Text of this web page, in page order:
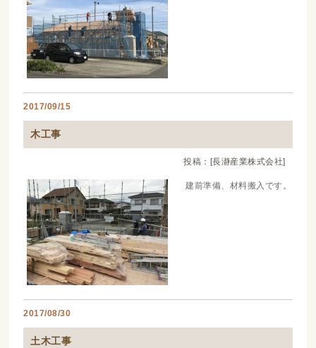
2017/09/15
木工事
投稿：[長瀞産業株式会社]
建前準備、材料搬入です。
2017/08/30
土木工事